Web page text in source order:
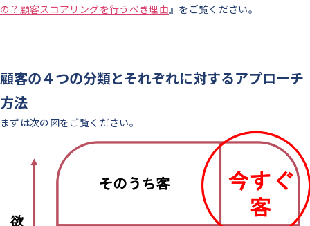
の？顧客スコアリングを行うべき理由』をご覧ください。
顧客の４つの分類とそれぞれに対するアプローチ
方法
まずは次の図をご覧ください。